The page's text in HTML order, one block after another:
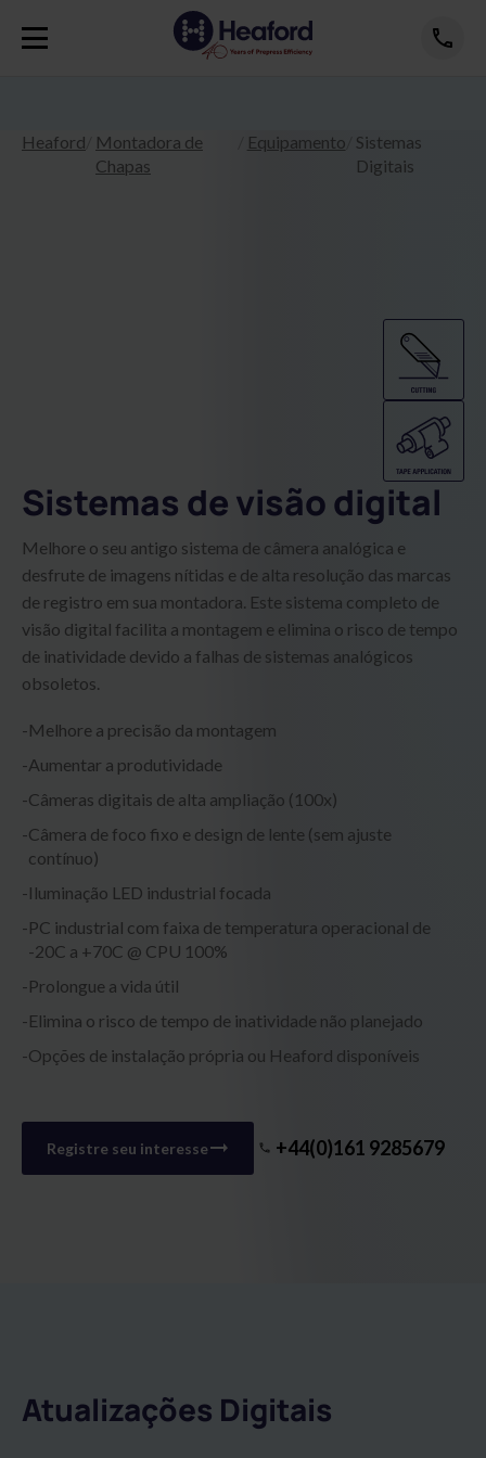
Heaford
Montadora de
Chapas
Equipamento Sistemas
Digitais
Sistemas de visão digital
Melhore o seu antigo sistema de câmera analógica e
desfrute de imagens nítidas e de alta resolução das marcas
de registro em sua montadora. Este sistema completo de
visão digital facilita a montagem e elimina o risco de tempo
de inatividade devido a falhas de sistemas analógicos
obsoletos.
Melhore a precisão da montagem
Aumentar a produtividade
Câmeras digitais de alta ampliação (100x)
Câmera de foco fixo e design de lente (sem ajuste
contínuo)
Iluminação LED industrial focada
PC industrial com faixa de temperatura operacional de
-20C a +70C @ CPU 100%
Prolongue a vida útil
Elimina o risco de tempo de inatividade não planejado
Opções de instalação própria ou Heaford disponíveis
Registre seu interesse +44(0)161 9285679
Atualizações Digitais